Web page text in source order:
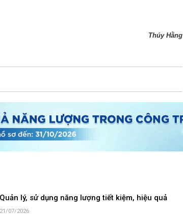
Thúy Hằng
Quản lý, sử dụng năng lượng tiết kiệm, hiệu quả
21/07/2026